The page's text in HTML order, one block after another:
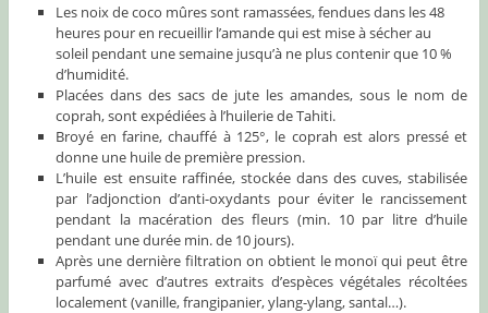
Les noix de coco mûres sont ramassées, fendues dans les 48
heures pour en recueillir l’amande qui est mise à sécher au
soleil pendant une semaine jusqu’à ne plus contenir que 10 %
d’humidité.
Placées dans des sacs de jute les amandes, sous le nom de
coprah, sont expédiées à l’huilerie de Tahiti.
Broyé en farine, chauffé à 125°, le coprah est alors pressé et
donne une huile de première pression.
L’huile est ensuite raffinée, stockée dans des cuves, stabilisée
par l’adjonction d’anti-oxydants pour éviter le rancissement
pendant la macération des fleurs (min. 10 par litre d’huile
pendant une durée min. de 10 jours).
Après une dernière filtration on obtient le monoï qui peut être
parfumé avec d’autres extraits d’espèces végétales récoltées
localement (vanille, frangipanier, ylang-ylang, santal…).